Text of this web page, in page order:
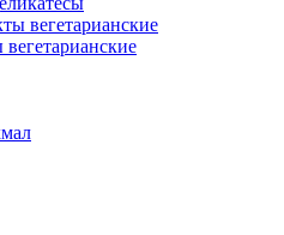
вегетарианские